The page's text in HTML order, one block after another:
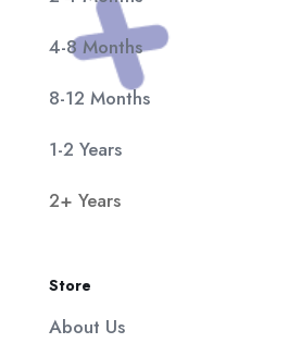
4-8 Months
8-12 Months
1-2 Years
2+ Years
Store
About Us